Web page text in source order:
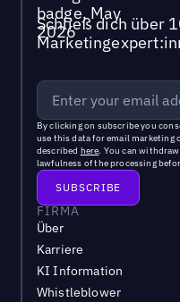
Schließ dich über
By clicking on subscribe you
use this data for email marketing
described here. You can
lawfulness of the processing
FIRMA
Über
Karriere
KI Information
Whistleblower